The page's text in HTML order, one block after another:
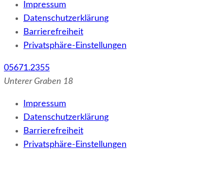
Impressum
Datenschutzerklärung
Barrierefreiheit
Privatsphäre-Einstellungen
05671.2355
Unterer Graben 18
Impressum
Datenschutzerklärung
Barrierefreiheit
Privatsphäre-Einstellungen